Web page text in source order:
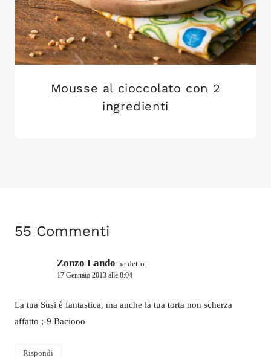
Mousse al cioccolato con 2
ingredienti
55 Commenti
Zonzo Lando ha detto:
17 Gennaio 2013 alle 8:04
La tua Susi è fantastica, ma anche la tua torta non scherza
affatto ;-9 Baciooo
Rispondi